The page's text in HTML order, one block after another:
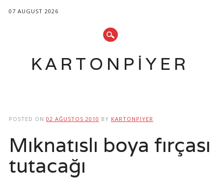
07 AUGUST 2026
KARTONPIYER
POSTED ON 02 AĞUSTOS 2010 BY KARTONPIYER
Mıknatıslı boya fırçası
tutacağı